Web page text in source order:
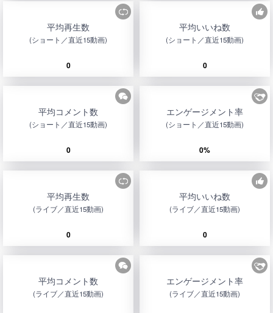
平均再生数
(ショート／直近15動画)
0
平均いいね数
(ショート／直近15動画)
0
平均コメント数
(ショート／直近15動画)
0
エンゲージメント率
(ショート／直近15動画)
0%
平均再生数
(ライブ／直近15動画)
0
平均いいね数
(ライブ／直近15動画)
0
平均コメント数
(ライブ／直近15動画)
エンゲージメント率
(ライブ／直近15動画)